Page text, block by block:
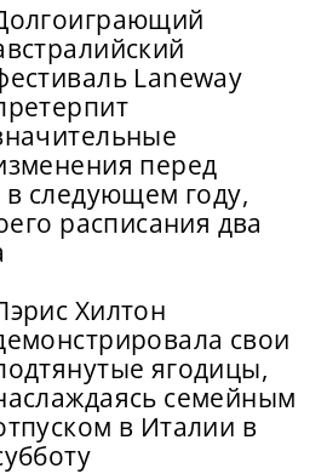
Laneway
перед
следующем году,
расписания два
Хилтон
свои
ягодицы,
семейным
в Италии в